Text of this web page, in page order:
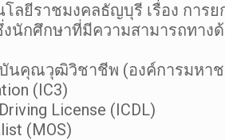
ลยีราชมงคลธัญบุรี เรื่อง การ
กศึกษาที่มีความสามารถทาง
บันคุณวุฒิวิชาชีพ (องค์การมหา
(IC3)
License (ICDL)
(MOS)